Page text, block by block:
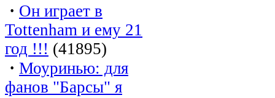
· Он играет в
Tottenham и ему 21
год !!! (41895)
· Моуринью: для
фанов "Барсы" я